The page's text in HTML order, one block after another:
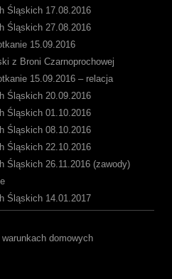
Śląskich 17.08.2016
Śląskich 27.08.2016
15.09.2016
z Broni Czarnoprochowej
15.09.2016 – relacja
Śląskich 20.09.2016
Śląskich 01.10.2016
Śląskich 08.10.2016
Śląskich 22.10.2016
Śląskich 26.11.2016 (zawody)
Śląskich 14.01.2017
domowych